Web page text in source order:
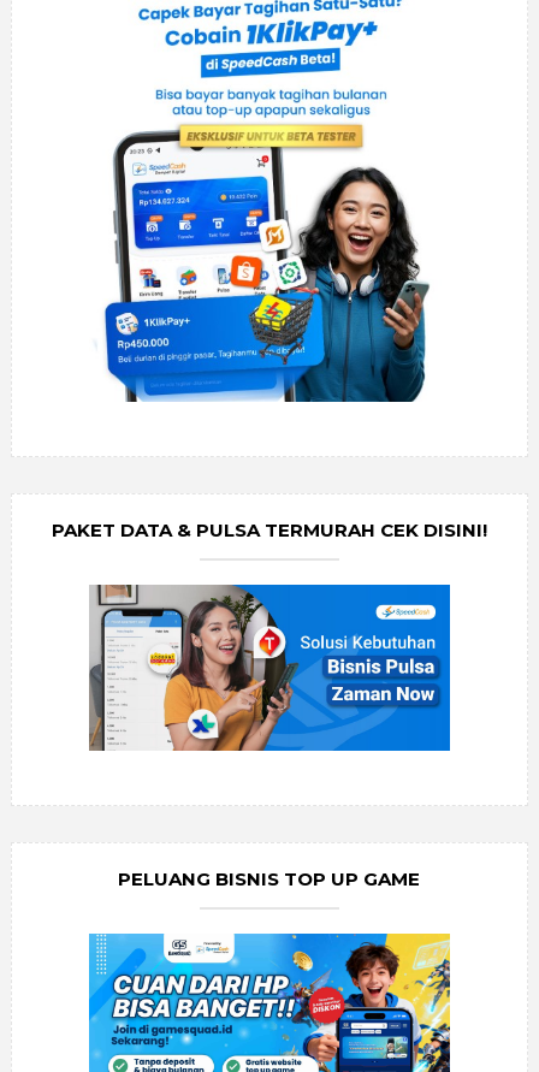
PAKET DATA & PULSA TERMURAH CEK DISINI!
PELUANG BISNIS TOP UP GAME